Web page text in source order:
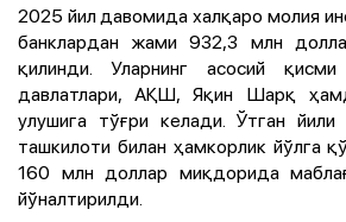
2025 йил давомида халқаро молия
банклардан жами 932,3 млн
қилинди. Уларнинг асосий
давлатлари, АҚШ, Яқин Шарқ
улушига тўғри келади. Ўтган
ташкилоти билан ҳамкорлик йўлга
160 млн доллар миқдорида
йўналтирилди.